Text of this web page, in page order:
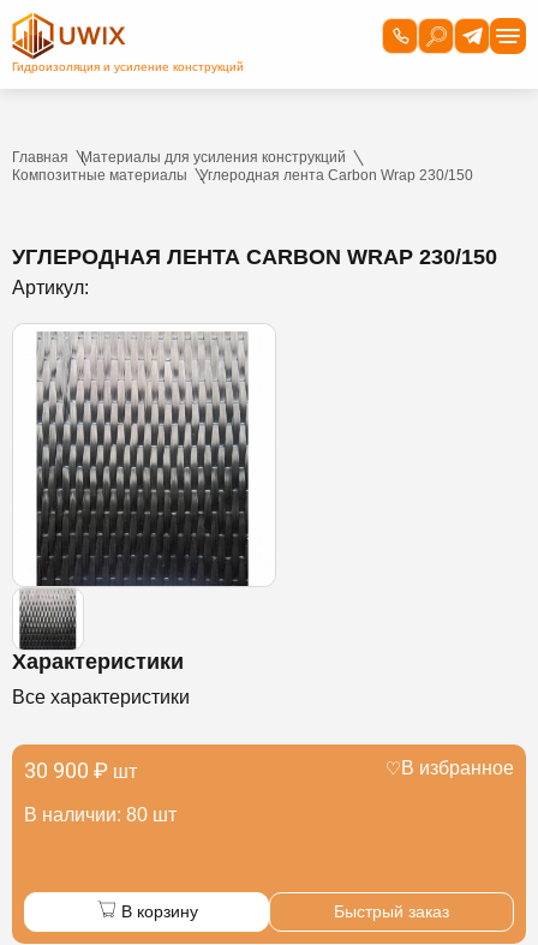
Главная
Материалы для усиления конструкций
Композитные материалы
Углеродная лента Carbon Wrap 230/150
УГЛЕРОДНАЯ ЛЕНТА CARBON WRAP 230/150
Артикул:
Характеристики
Все характеристики
30 900 ₽ шт
В наличии: 80 шт
В избранное
В корзину Быстрый заказ